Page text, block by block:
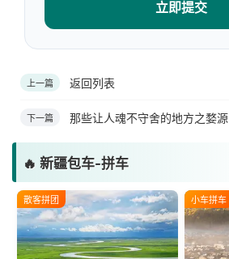
立即提交
上一篇 返回列表
下一篇 那些让人魂不守舍的地方之婺源
🔥 新疆包车-拼车
散客拼团 小车拼车